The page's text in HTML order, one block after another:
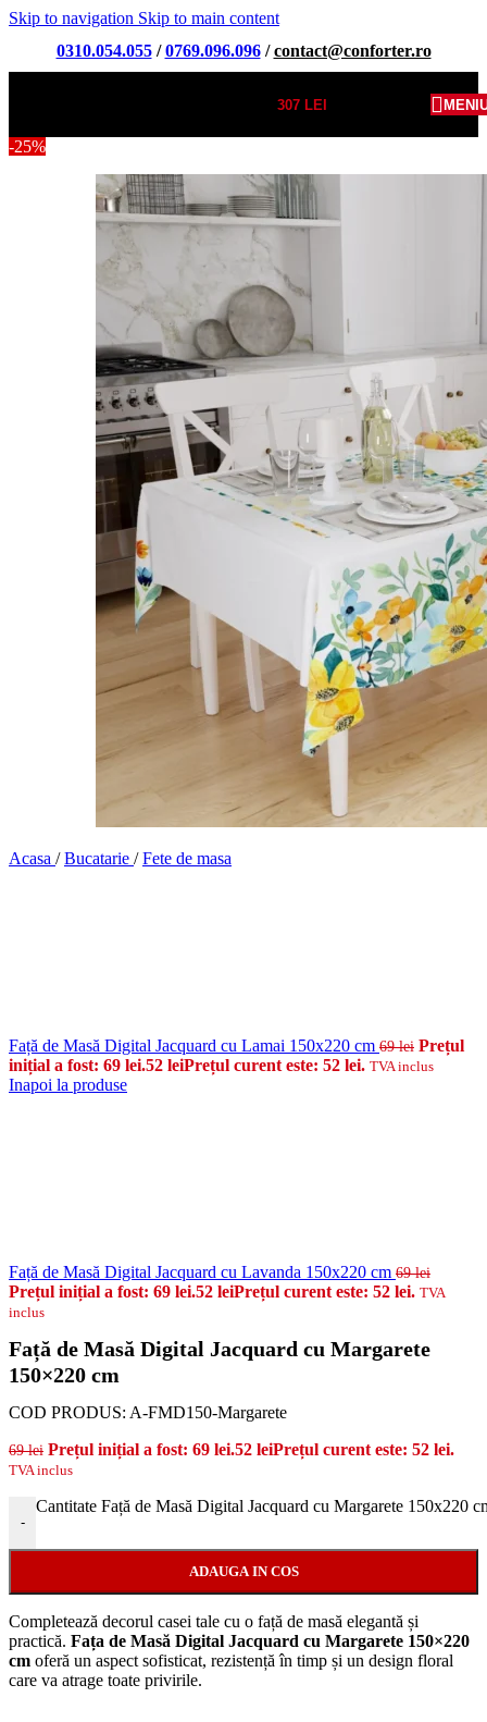
Skip to navigation Skip to main content
0310.054.055/0769.096.096/contact@conforter.ro
307LEI
-25%
Acasa / Bucatarie / Fete de masa
Față de Masă Digital Jacquard cu Lamai 150x220 cm 69lei Prețul
inițial a fost: 69 lei.52 leiPrețul curent este: 52 lei. TVA inclus
Inapoi la produse
Față de Masă Digital Jacquard cu Lavanda 150x220 cm 69lei
Prețul inițial a fost: 69 lei.52 leiPrețul curent este: 52 lei. TVA
inclus
Față de Masă Digital Jacquard cu Margarete
150×220 cm
COD PRODUS: A-FMD150-Margarete
69lei Prețul inițial a fost: 69 lei.52 leiPrețul curent este: 52 lei.
TVA inclus
-
Cantitate Față de Masă Digital Jacquard cu Margarete 150x220
ADAUGA IN COS
Completează decorul casei tale cu o față de masă elegantă și
practică. Fața de Masă Digital Jacquard cu Margarete 150×220
cm oferă un aspect sofisticat, rezistență în timp și un design floral
care va atrage toate privirile.